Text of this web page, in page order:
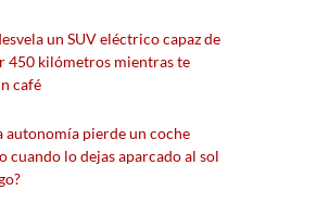
un SUV eléctrico capaz de
450 kilómetros mientras te
café
autonomía pierde un coche
cuando lo dejas aparcado al sol